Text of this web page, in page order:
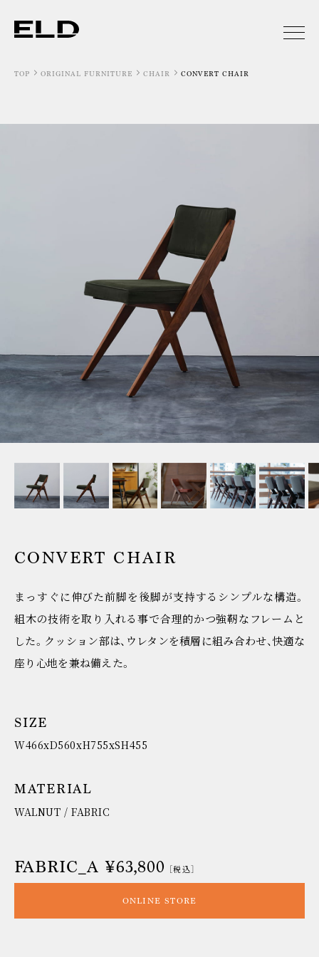
TOP ORIGINAL FURNITURE CHAIR CONVERT CHAIR
CONVERT CHAIR
まっすぐに伸びた前脚を後脚が支持するシンプルな構造。
組木の技術を取り入れる事で合理的かつ強靭なフレームと
した。クッション部は、ウレタンを積層に組み合わせ、快適な
座り心地を兼ね備えた。
SIZE
W466xD560xH755xSH455
MATERIAL
WALNUT / FABRIC
FABRIC_A ¥63,800 ［税込］
ONLINE STORE